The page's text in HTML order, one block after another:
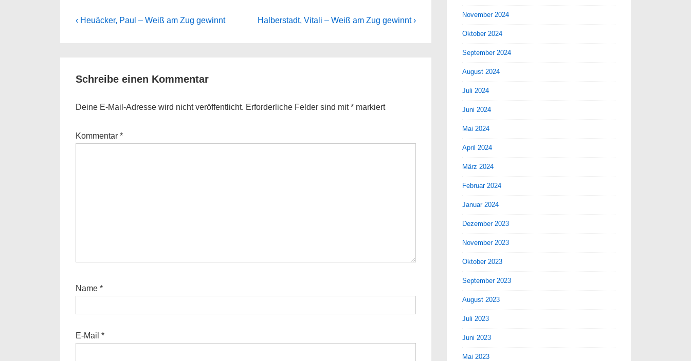
Beitragsnavigation
Previous
‹ Heuäcker, Paul – Weiß am Zug gewinnt
Next
Halberstadt, Vitali – Weiß am Zug gewinnt ›
Schreibe einen Kommentar
Deine E-Mail-Adresse wird nicht veröffentlicht. Erforderliche Felder sind mit* markiert
Kommentar *
Name *
E-Mail *
November 2024
Oktober 2024
September 2024
August 2024
Juli 2024
Juni 2024
Mai 2024
April 2024
März 2024
Februar 2024
Januar 2024
Dezember 2023
November 2023
Oktober 2023
September 2023
August 2023
Juli 2023
Juni 2023
Mai 2023